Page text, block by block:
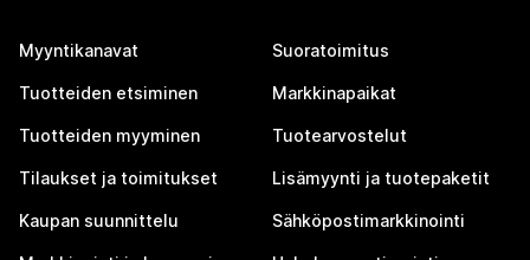
Myyntikanavat
Tuotteiden etsiminen
Tuotteiden myyminen
Tilaukset ja toimitukset
Kaupan suunnittelu
Suoratoimitus
Markkinapaikat
Tuotearvostelut
Lisämyynti ja tuotepaketit
Sähköpostimarkkinointi